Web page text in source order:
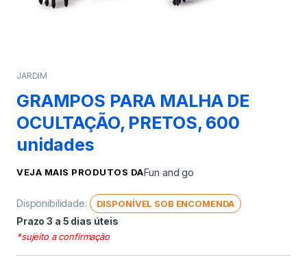
JARDIM
GRAMPOS PARA MALHA DE
OCULTAÇÃO, PRETOS, 600
unidades
VEJA MAIS PRODUTOS DAFun and go
Disponibilidade: DISPONÍVEL SOB ENCOMENDA
Prazo 3 a 5 dias úteis
*sujeito a confirmação